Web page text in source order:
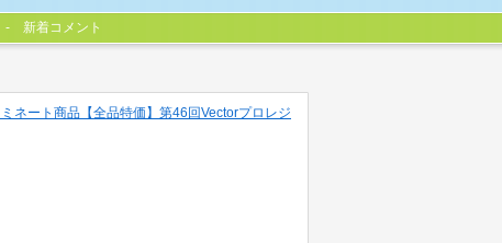
新着コメント